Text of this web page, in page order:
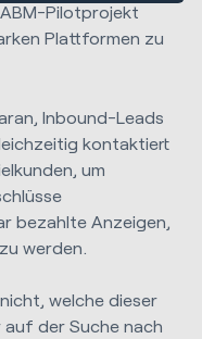
Pilotprojekt
Plattformen zu
Inbound-Leads
kontaktiert
um
bezahlte Anzeigen,
werden.
welche dieser
auf der Suche nach